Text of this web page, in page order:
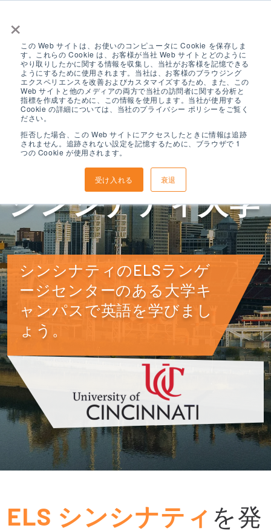
×
この Web サイトは、お使いのコンピュータに Cookie を保存しま
す。これらの Cookie は、お客様が当社 Web サイトとどのように
やり取りしたかに関する情報を収集し、当社がお客様を記憶できる
ようにするために使用されます。当社は、お客様のブラウジング
エクスペリエンスを改善およびカスタマイズするため、また、この
Web サイトと他のメディアの両方で当社の訪問者に関する分析と
指標を作成するために、この情報を使用します。当社が使用する
Cookie の詳細については、当社のプライバシー ポリシーをご覧く
ださい。
拒否した場合、この Web サイトにアクセスしたときに情報は追跡
されません。追跡されない設定を記憶するために、ブラウザで 1
つの Cookie が使用されます。
受け入れる 衰退
ELS シンシナテ
ィ、オハイオ州、
シンシナティ大学
シンシナティのELSランゲ
ージセンターのある大学キ
ャンパスで英語を学びまし
ょう。
ELS シンシナティ を発